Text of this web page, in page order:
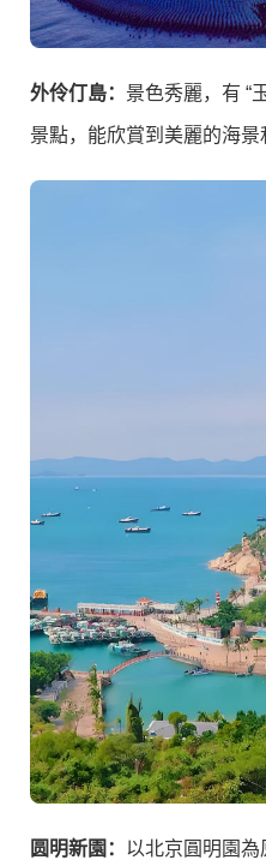
外伶仃島： 景色秀麗，有 “
景點，能欣賞到美麗的海景
圆明新園： 以北京圓明園為